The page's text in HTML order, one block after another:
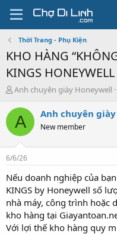
Thời Trang - Phụ Kiện
KHO HÀNG
KINGS
T
r
e
a
s
t
a
r
t
e
r
Anh chuyên giày Honeywell
A Anh chuyên
New member
6/6/26
Nếu doanh nghiệp của
KINGS by Honeywell số
nhà máy, công trình hoặc
kho hàng tại
Với lợi thế kho hàng quy